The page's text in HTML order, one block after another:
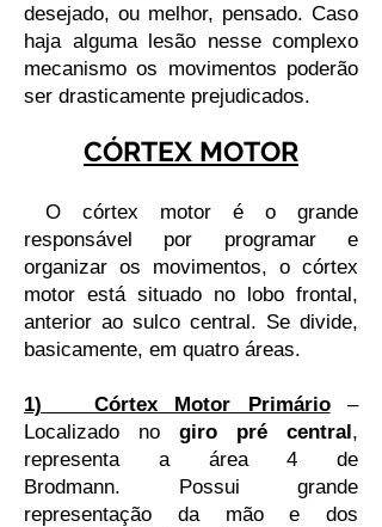
desejado, ou melhor, pensado. Caso
haja alguma lesão nesse complexo
mecanismo os movimentos poderão
ser drasticamente prejudicados.
CÓRTEX MOTOR
O córtex motor é o grande
responsável por programar e
organizar os movimentos, o córtex
motor está situado no lobo frontal,
anterior ao sulco central. Se divide,
basicamente, em quatro áreas.
1) Córtex Motor Primário–
Localizado no giro pré central,
representa a área 4 de
Brodmann. Possui grande
representação da mão e dos